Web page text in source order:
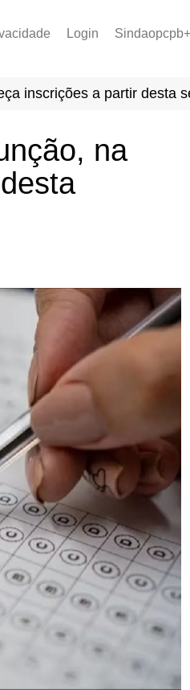
Login Sindaopcpb+
inscrições a partir desta
na